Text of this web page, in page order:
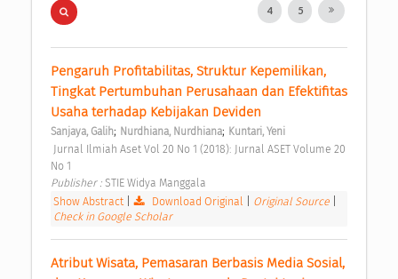
4 5
Pengaruh Profitabilitas, Struktur Kepemilikan,
Tingkat Pertumbuhan Perusahaan dan Efektifitas
Usaha terhadap Kebijakan Deviden
Sanjaya, Galih; Nurdhiana, Nurdhiana; Kuntari, Yeni
No 1
Publisher : STIE Widya Manggala
Show Abstract
Download Original Original Source
Check in Google Scholar
Atribut Wisata, Pemasaran Berbasis Media Sosial,